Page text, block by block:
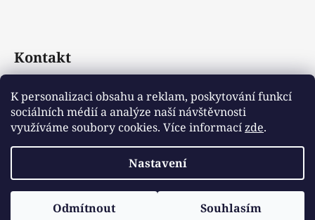
K personalizaci obsahu a reklam, poskytování funkcí
sociálních médií a analýze naší návštěvnosti
využíváme soubory cookies. Více informacízde.
Nastavení
Odmítnout Souhlasím
Kontakt
info@emotys.cz
+421903231812
Vytvořil Shoptet
Copyright 2026
. Všechna práva